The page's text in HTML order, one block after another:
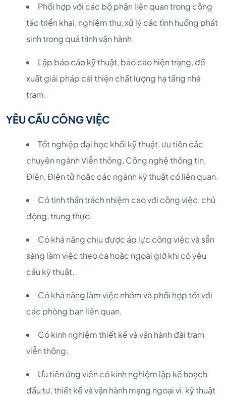
Phối hợp với các bộ phận liên quan trong công
tác triển khai, nghiệm thu, xử lý các tình huống phát
sinh trong quá trình vận hành.
Lập báo cáo kỹ thuật, báo cáo hiện trạng, đề
xuất giải pháp cải thiện chất lượng hạ tầng nhà
trạm.
YÊU CẦU CÔNG VIỆC
Tốt nghiệp đại học khối kỹ thuật, ưu tiên các
chuyên ngành Viễn thông, Công nghệ thông tin,
Điện, Điện tử hoặc các ngành kỹ thuật có liên quan.
Có tinh thần trách nhiệm cao với công việc, chủ
động, trung thực.
Có khả năng chịu được áp lực công việc và sẵn
sàng làm việc theo ca hoặc ngoài giờ khi có yêu
cầu kỹ thuật.
Có khả năng làm việc nhóm và phối hợp tốt với
các phòng ban liên quan.
Có kinh nghiệm thiết kế và vận hành đài trạm
viễn thông.
Ưu tiên ứng viên có kinh nghiệm lập kế hoạch
đầu tư, thiết kế và vận hành mạng ngoại vi, kỹ thuật